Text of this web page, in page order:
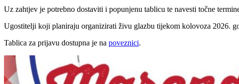
Uz zahtjev je potrebno dostaviti i popunjenu tablicu te navesti točne
Ugostitelji koji planiraju organizirati živu glazbu tijekom kolovoza 2026.
Tablica za prijavu dostupna je na poveznici.